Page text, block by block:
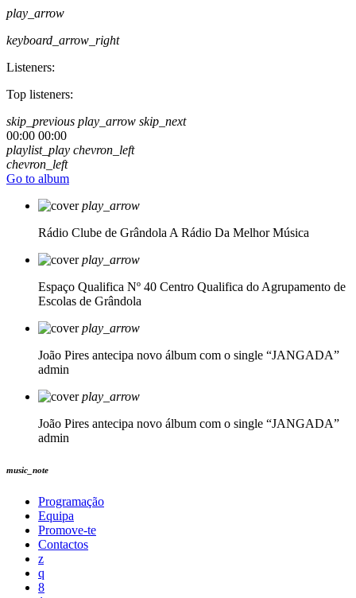
play_arrow
keyboard_arrow_right
Listeners:
Top listeners:
skip_previous play_arrow skip_next
00:00 00:00
playlist_play chevron_left
chevron_left
Go to album
play_arrow
Rádio Clube de Grândola A Rádio Da Melhor Música
play_arrow
Espaço Qualifica Nº 40 Centro Qualifica do Agrupamento de
Escolas de Grândola
play_arrow
João Pires antecipa novo álbum com o single “JANGADA”
admin
play_arrow
João Pires antecipa novo álbum com o single “JANGADA”
admin
music_note
Programação
Equipa
Promove-te
Contactos